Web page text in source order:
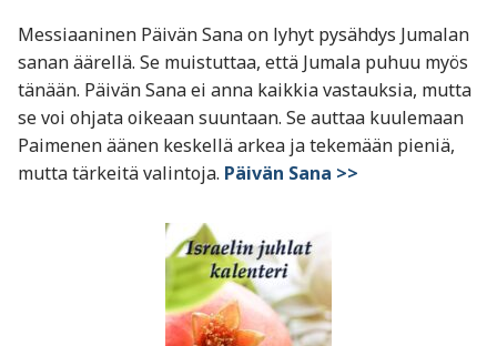
Messiaaninen Päivän Sana on lyhyt pysähdys Jumalan
sanan äärellä. Se muistuttaa, että Jumala puhuu myös
tänään. Päivän Sana ei anna kaikkia vastauksia, mutta
se voi ohjata oikeaan suuntaan. Se auttaa kuulemaan
Paimenen äänen keskellä arkea ja tekemään pieniä,
mutta tärkeitä valintoja. Päivän Sana >>